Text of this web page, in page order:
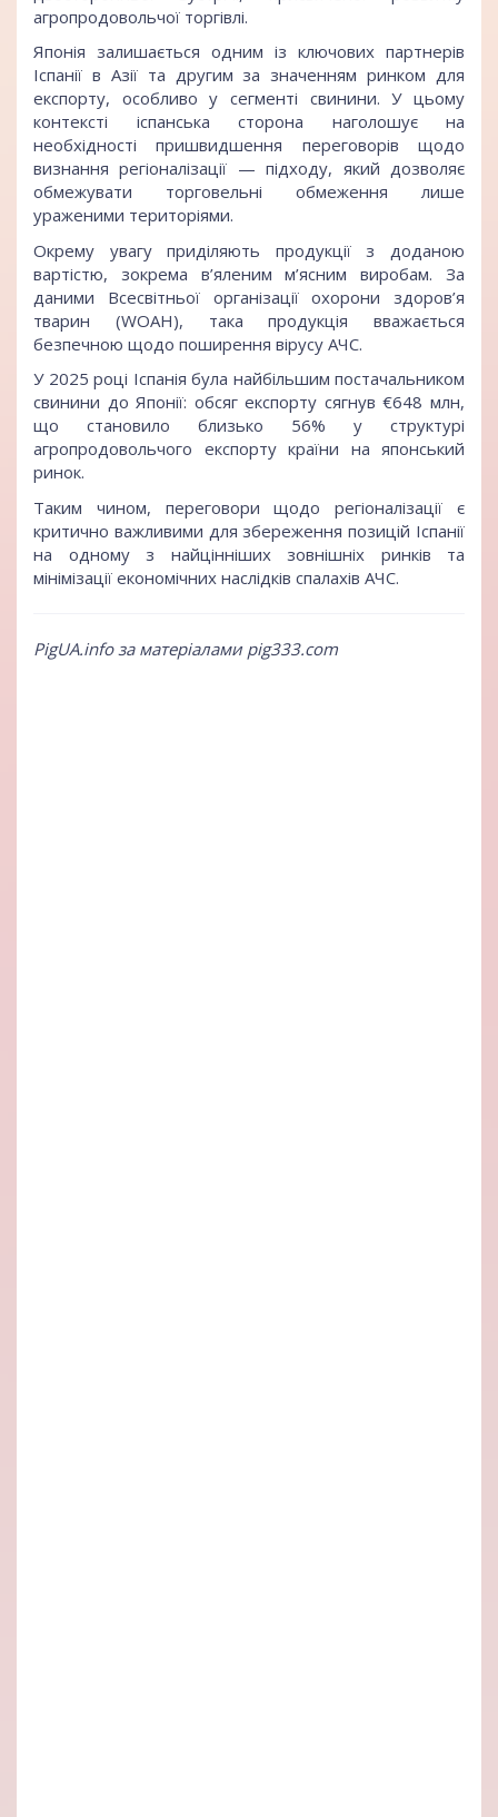
агропродовольчої торгівлі.
Японія залишається одним із ключових партнерів
Іспанії в Азії та другим за значенням ринком для
експорту, особливо у сегменті свинини. У цьому
контексті іспанська сторона наголошує на
необхідності пришвидшення переговорів щодо
визнання регіоналізації — підходу, який дозволяє
обмежувати торговельні обмеження лише
ураженими територіями.
Окрему увагу приділяють продукції з доданою
вартістю, зокрема в’яленим м’ясним виробам. За
даними Всесвітньої організації охорони здоров’я
тварин (WOAH), така продукція вважається
безпечною щодо поширення вірусу АЧС.
У 2025 році Іспанія була найбільшим постачальником
свинини до Японії: обсяг експорту сягнув €648 млн,
що становило близько 56% у структурі
агропродовольчого експорту країни на японський
ринок.
Таким чином, переговори щодо регіоналізації є
критично важливими для збереження позицій Іспанії
на одному з найцінніших зовнішніх ринків та
мінімізації економічних наслідків спалахів АЧС.
PigUA.info за матеріалами pig333.com